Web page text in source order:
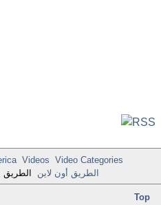
Videos Video Categories
الطريق أون لاين
الطريق
Top